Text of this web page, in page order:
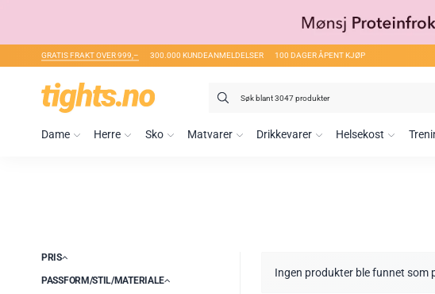
GRATIS FRAKT OVER 999,– 300.000 KUNDEANMELDELSER 100 DAGER ÅPENT KJØP
Søk
Dame Herre Sko Matvarer Drikkevarer Helsekost
PRIS
PASSFORM/STIL/MATERIALE
Ingen produkter ble funnet som